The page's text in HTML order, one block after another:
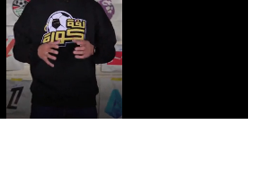
دوري أبطال إفريقيا